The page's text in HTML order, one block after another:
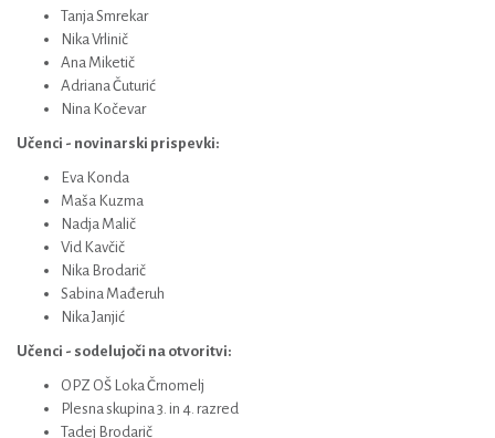
Tanja Smrekar
Nika Vrlinič
Ana Miketič
Adriana Čuturić
Nina Kočevar
Učenci - novinarski prispevki:
Eva Konda
Maša Kuzma
Nadja Malič
Vid Kavčič
Nika Brodarič
Sabina Mađeruh
Nika Janjić
Učenci - sodelujoči na otvoritvi:
OPZ OŠ Loka Črnomelj
Plesna skupina 3. in 4. razred
Tadej Brodarič